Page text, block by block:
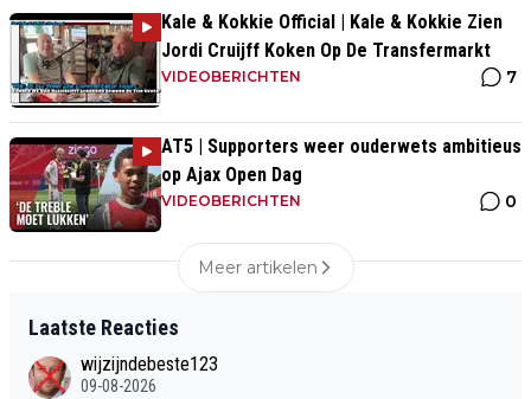
Kale & Kokkie Official | Kale & Kokkie Zien
Jordi Cruijff Koken Op De Transfermarkt
VIDEOBERICHTEN 7
AT5 | Supporters weer ouderwets ambitieus
op Ajax Open Dag
VIDEOBERICHTEN 0
Meer artikelen
Laatste Reacties
wijzijndebeste123
09-08-2026